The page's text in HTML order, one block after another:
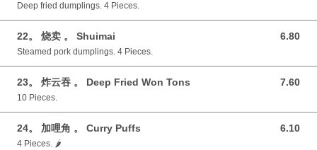
Deep fried dumplings. 4 Pieces.
22。 烧卖 。 Shuimai 6.80
6.80 GBP
Steamed pork dumplings. 4 Pieces.
23。 炸云吞 。 Deep Fried Won Tons 7.60
7.60 GBP
10 Pieces.
24。 加哩角 。 Curry Puffs 6.10
6.10 GBP
4 Pieces. 🌶️